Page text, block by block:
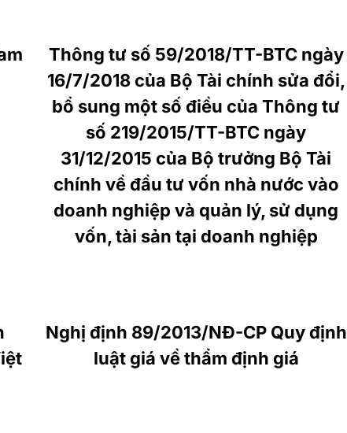
Thông tư số 59/2018/TT-BTC ngày
16/7/2018 của Bộ Tài chính sửa đổi,
bổ sung một số điều của Thông tư
số 219/2015/TT-BTC ngày
31/12/2015 của Bộ trưởng Bộ Tài
chính về đầu tư vốn nhà nước vào
doanh nghiệp và quản lý, sử dụng
vốn, tài sản tại doanh nghiệp
Nghị định 89/2013/NĐ-CP Quy định
luật giá về thẩm định giá